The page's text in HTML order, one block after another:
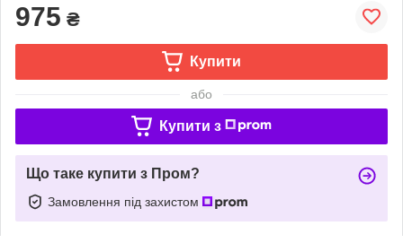
975 ₴
Купити
або
Купити з
Що таке купити з Пром?
Замовлення під захистом